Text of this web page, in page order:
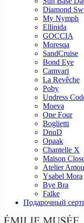
Diamond
My Nymph
Ellinida
GOCCIA
Moresqa
SandCruise
Bond Eye
Camvari
La Revêche
Poby
Undress
Moeva
One Four
Boglietti
DnuD
Opaak
Chantelle X
Maison
Atelier
Ysabel Mora
Bye Bra
Falke
Подарочный